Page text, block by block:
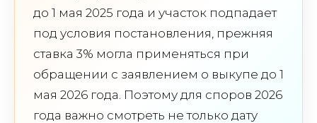
до 1 мая 2025 года и участок подпадает
под условия постановления, прежняя
ставка 3% могла применяться при
обращении с заявлением о выкупе до 1
мая 2026 года. Поэтому для споров 2026
года важно смотреть не только дату